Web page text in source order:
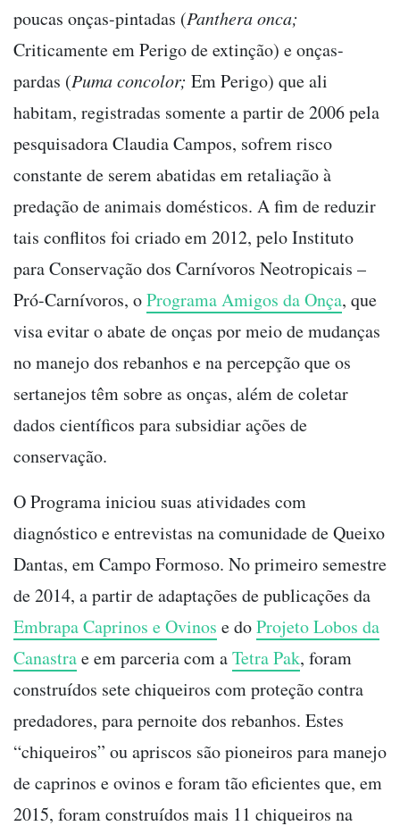
poucas onças-pintadas (Panthera onca;
Criticamente em Perigo de extinção) e onças-
pardas (Puma concolor; Em Perigo) que ali
habitam, registradas somente a partir de 2006 pela
pesquisadora Claudia Campos, sofrem risco
constante de serem abatidas em retaliação à
predação de animais domésticos. A fim de reduzir
tais conflitos foi criado em 2012, pelo Instituto
para Conservação dos Carnívoros Neotropicais –
Pró-Carnívoros, oPrograma Amigos da Onça, que
visa evitar o abate de onças por meio de mudanças
no manejo dos rebanhos e na percepção que os
sertanejos têm sobre as onças, além de coletar
dados científicos para subsidiar ações de
conservação.
O Programa iniciou suas atividades com
diagnóstico e entrevistas na comunidade de Queixo
Dantas, em Campo Formoso. No primeiro semestre
de 2014, a partir de adaptações de publicações da
Embrapa Caprinos e Ovinos e doProjeto Lobos da
Canastrae em parceria com aTetra Pak, foram
construídos sete chiqueiros com proteção contra
predadores, para pernoite dos rebanhos. Estes
“chiqueiros” ou apriscos são pioneiros para manejo
de caprinos e ovinos e foram tão eficientes que, em
2015, foram construídos mais 11 chiqueiros na